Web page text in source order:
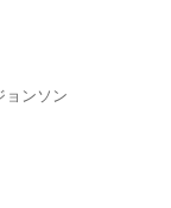
ンソン